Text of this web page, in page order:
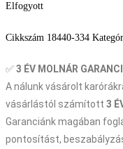
Elfogyott
Cikkszám 18440-334
✅3 ÉV MOLNÁR
A nálunk vásárolt
vásárlástól számított 3
Garanciánk magában
pontosítást,